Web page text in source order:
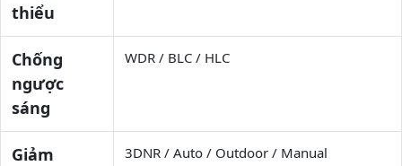
thiểu
Chống
ngược
sáng
WDR / BLC / HLC
Giảm
3DNR / Auto / Outdoor / Manual